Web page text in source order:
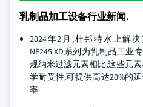
乳制品加工设备行业新闻.
2024年2月,杜邦特水上解决
NF245 XD系列为乳制品工业
规纳米过滤元素相比,这些元
学耐受性,可提供高达20%的
率.